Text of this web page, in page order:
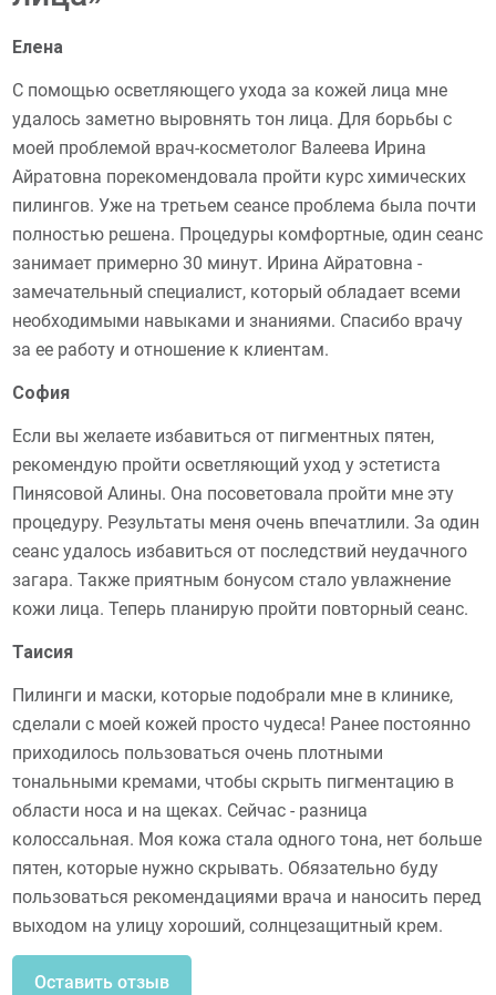
Елена
С помощью осветляющего ухода за кожей лица мне
удалось заметно выровнять тон лица. Для борьбы с
моей проблемой врач-косметолог Валеева Ирина
Айратовна порекомендовала пройти курс химических
пилингов. Уже на третьем сеансе проблема была почти
полностью решена. Процедуры комфортные, один сеанс
занимает примерно 30 минут. Ирина Айратовна -
замечательный специалист, который обладает всеми
необходимыми навыками и знаниями. Спасибо врачу
за ее работу и отношение к клиентам.
София
Если вы желаете избавиться от пигментных пятен,
рекомендую пройти осветляющий уход у эстетиста
Пинясовой Алины. Она посоветовала пройти мне эту
процедуру. Результаты меня очень впечатлили. За один
сеанс удалось избавиться от последствий неудачного
загара. Также приятным бонусом стало увлажнение
кожи лица. Теперь планирую пройти повторный сеанс.
Таисия
Пилинги и маски, которые подобрали мне в клинике,
сделали с моей кожей просто чудеса! Ранее постоянно
приходилось пользоваться очень плотными
тональными кремами, чтобы скрыть пигментацию в
области носа и на щеках. Сейчас - разница
колоссальная. Моя кожа стала одного тона, нет больше
пятен, которые нужно скрывать. Обязательно буду
пользоваться рекомендациями врача и наносить перед
выходом на улицу хороший, солнцезащитный крем.
Оставить отзыв